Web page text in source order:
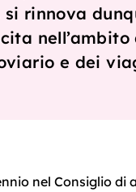
si rinnova
e dei
nel Consiglio di